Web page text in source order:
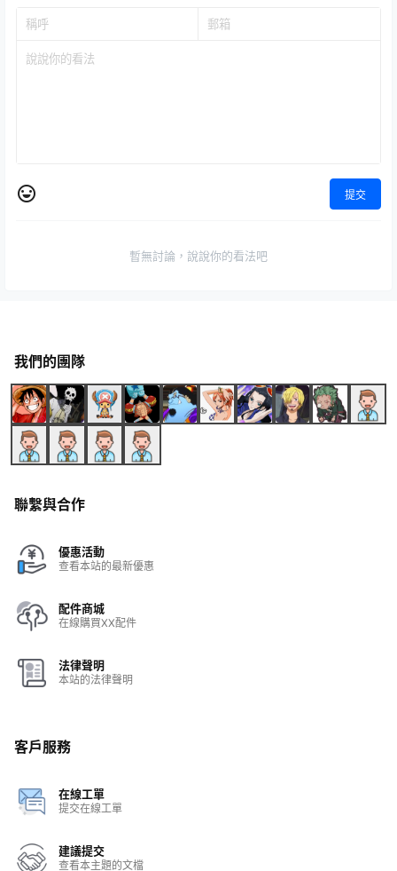
提交
暫無討論，說說你的看法吧
我們的團隊
聯繫與合作
優惠活動
查看本站的最新優惠
配件商城
在線購買XX配件
法律聲明
本站的法律聲明
客戶服務
在線工單
提交在線工單
建議提交
查看本主題的文檔